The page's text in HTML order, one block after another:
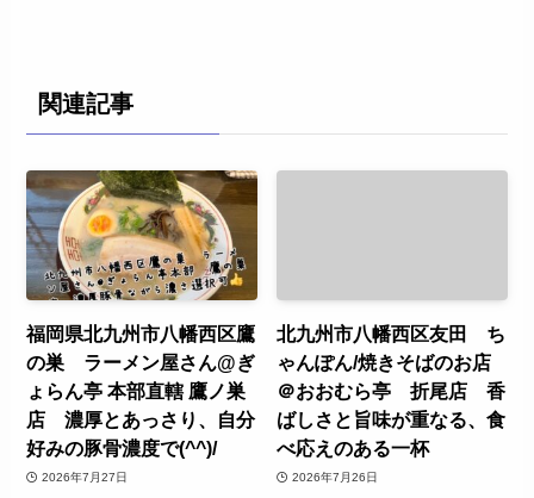
関連記事
福岡県北九州市八幡西区鷹
の巣 ラーメン屋さん@ぎ
ょらん亭 本部直轄 鷹ノ巣
店 濃厚とあっさり、自分
好みの豚骨濃度で(^^)/
2026年7月27日
北九州市八幡西区友田 ち
ゃんぽん/焼きそばのお店
＠おおむら亭 折尾店 香
ばしさと旨味が重なる、食
べ応えのある一杯
2026年7月26日